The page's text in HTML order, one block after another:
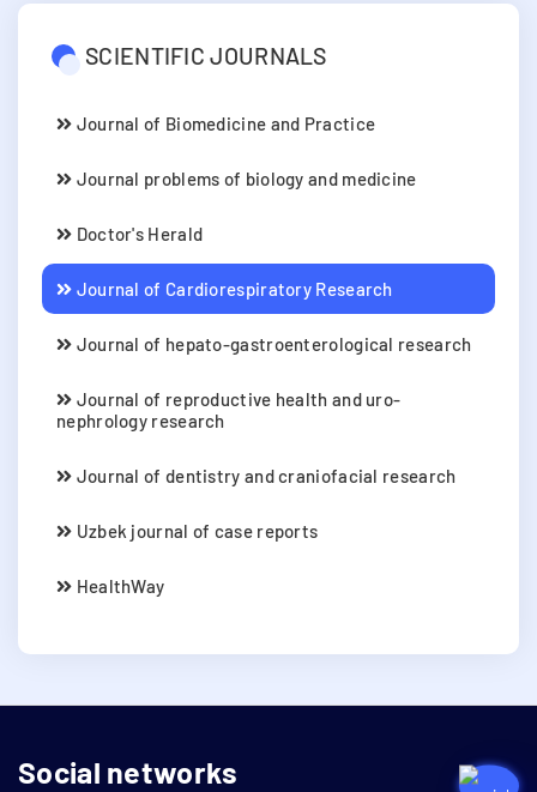
SCIENTIFIC JOURNALS
Journal of Biomedicine and Practice
Journal problems of biology and medicine
Doctor's Herald
Journal of Cardiorespiratory Research
Journal of hepato-gastroenterological research
Journal of reproductive health and uro-
nephrology research
Journal of dentistry and craniofacial research
Uzbek journal of case reports
HealthWay
Social networks